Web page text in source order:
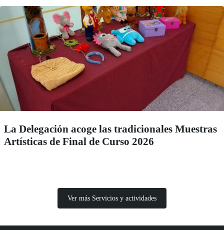
La Delegación acoge las tradicionales Muestras
Artísticas de Final de Curso 2026
Ver más Servicios y actividades